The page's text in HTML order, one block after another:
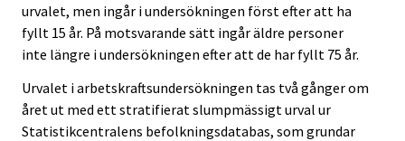
urvalet, men ingår i undersökningen först efter att ha
fyllt 15 år. På motsvarande sätt ingår äldre personer
inte längre i undersökningen efter att de har fyllt 75 år.
Urvalet i arbetskraftsundersökningen tas två gånger om
året ut med ett stratifierat slumpmässigt urval ur
Statistikcentralens befolkningsdatabas, som grundar